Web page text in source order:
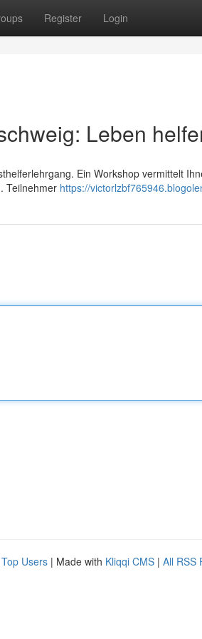
Register Login
Leben
Ein Workshop vermittelt
Teilnehmer https://
Top Users | Made with Kliqqi CMS | All RSS